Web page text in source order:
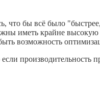
что бы всё было
иметь крайне
возможность